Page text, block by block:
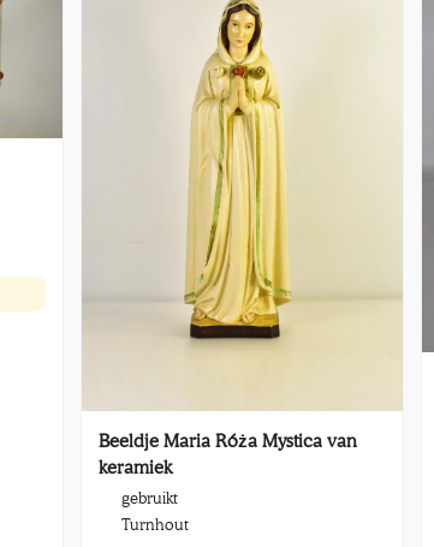
Beeldje Maria Róża Mystica van
keramiek
gebruikt
Turnhout